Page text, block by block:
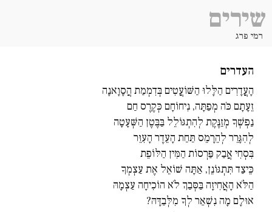
שירים
רמי פרג
העדרים
הָעֲדָרִים הַלָּלוּ הַשּׁוֹעֲטִים בְּדִמְמַת הֲסָוָאנָה
זֵעָתָם כֹּה מְפַתָּה, נִיחוֹחָם כְּקֶרֶס חַם
נַפְשְׁךָ מְזַנֶּקֶת לְהִתְגּוֹלֵל בַּבֶּטֶן הַשְּׁעָטָה
לְהִגָּרֵר לְהֵרָמֵס תַּחַת הָעֵדֶר הָעִוֵּר
בִּסְחִי אֲבַק פַּרְסוֹת הַמִּין הַלּוֹפֵת
כֵּיצַד תִּתְגּוֹנֵן, אַתָּה שׁוֹאֵל אֶת עַצְמְךָ
הַלֹּא הָאֲחִיזָה בַּסְּבַךְ לֹא הוֹכִיחָה עַצְמָהּ
אוּלָם מָה נִשְׁאַר לְךָ מִלְּבַדָּהּ?